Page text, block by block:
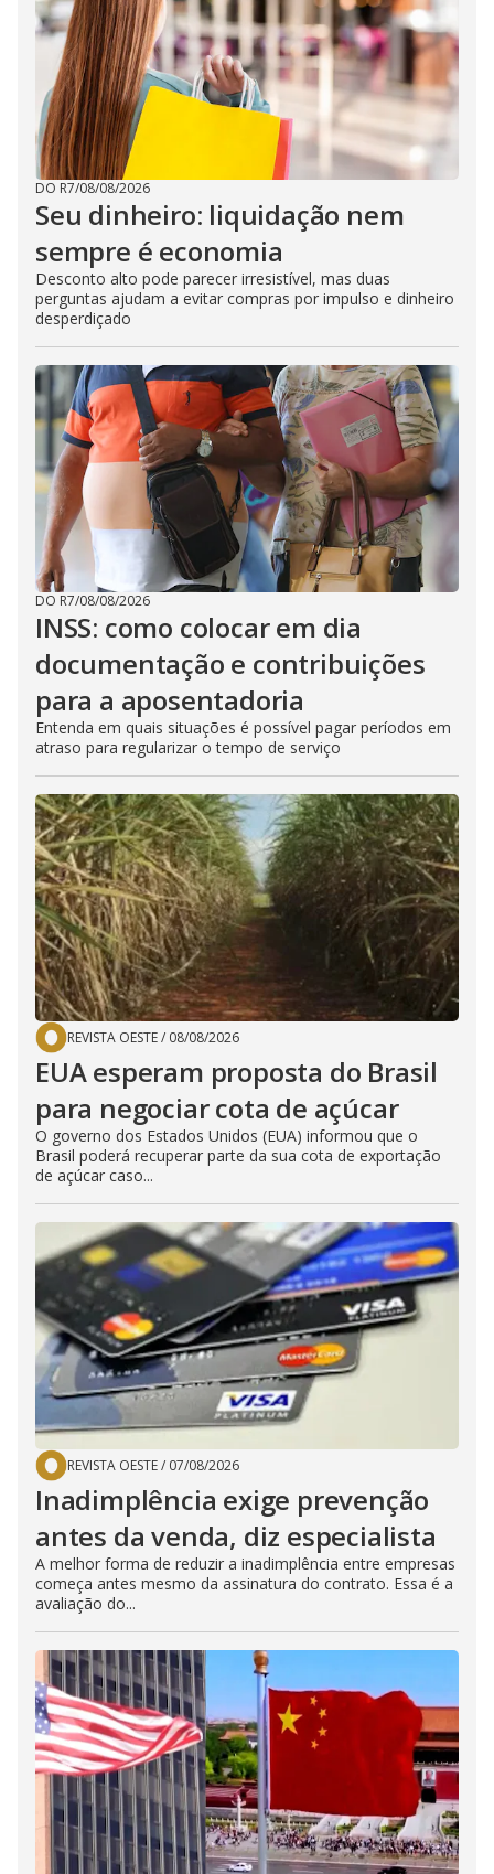
DO R7/08/08/2026
Seu dinheiro: liquidação nem
sempre é economia
Desconto alto pode parecer irresistível, mas duas
perguntas ajudam a evitar compras por impulso e dinheiro
desperdiçado
DO R7/08/08/2026
INSS: como colocar em dia
documentação e contribuições
para a aposentadoria
Entenda em quais situações é possível pagar períodos em
atraso para regularizar o tempo de serviço
REVISTA OESTE/ 08/08/2026
EUA esperam proposta do Brasil
para negociar cota de açúcar
O governo dos Estados Unidos (EUA) informou que o
Brasil poderá recuperar parte da sua cota de exportação
de açúcar caso...
REVISTA OESTE/ 07/08/2026
Inadimplência exige prevenção
antes da venda, diz especialista
A melhor forma de reduzir a inadimplência entre empresas
começa antes mesmo da assinatura do contrato. Essa é a
avaliação do...